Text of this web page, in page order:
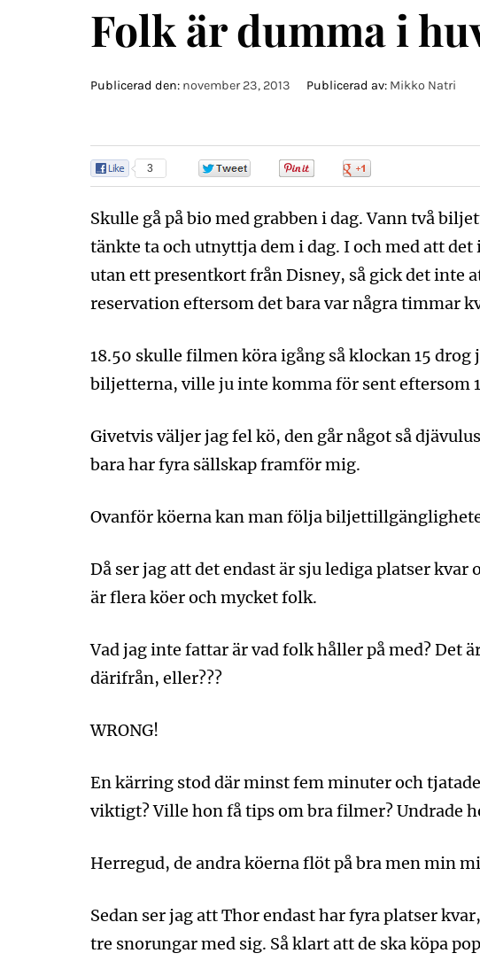
Folk är dumma i
Publicerad den: november 23, 2013 Publicerad av: Mikko Natri
3
Skulle gå på bio med grabben i dag. Vann två
tänkte ta och utnyttja dem i dag. I och med att
utan ett presentkort från Disney, så gick det inte
reservation eftersom det bara var några timmar
18.50 skulle filmen köra igång så klockan 15
biljetterna, ville ju inte komma för sent eftersom
Givetvis väljer jag fel kö, den går något så
bara har fyra sällskap framför mig.
Ovanför köerna kan man följa
Då ser jag att det endast är sju lediga platser
är flera köer och mycket folk.
Vad jag inte fattar är vad folk håller på med? Det
därifrån, eller???
WRONG!
En kärring stod där minst fem minuter och
viktigt? Ville hon få tips om bra filmer? Undrade
Herregud, de andra köerna flöt på bra men min
Sedan ser jag att Thor endast har fyra platser
tre snorungar med sig. Så klart att de ska köpa